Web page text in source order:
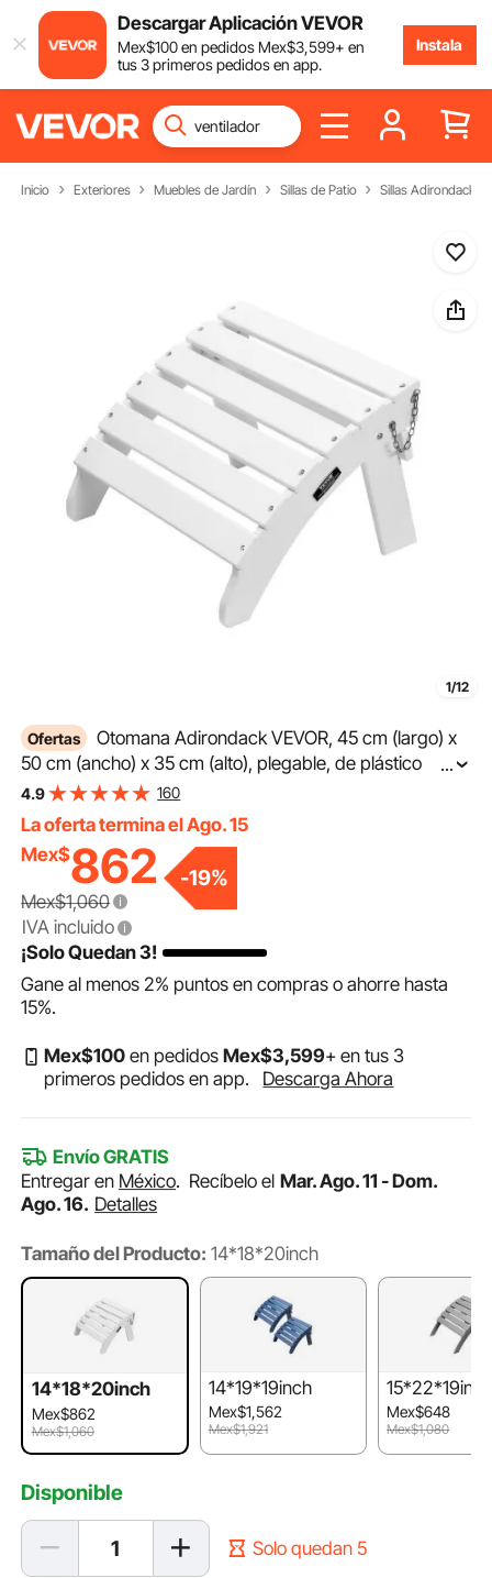
Descargar Aplicación VEVOR
Mex$100en pedidos Mex$3,599+ en
tus 3 primeros pedidos en app.
Instala
Inicio Exteriores Muebles de Jardín Sillas de Patio Sillas Adirondack
1/12
Ofertas
Otomana Adirondack VEVOR, 45 cm (largo) x
50 cm (ancho) x 35 cm (alto), plegable, de plástico
HDPE, con reposapiés resistente a la intemperie para
silla Adirondack, ideal para porches, piscinas, jardines,
color blanco.
...
4.9 160
La oferta termina el Ago. 15
Mex$862
Mex$1,060
-19%
IVA incluido
¡Solo Quedan 3!
Gane al menos 2% puntos en compras o ahorre hasta
15%.
Mex$100 en pedidosMex$3,599+ en tus 3
primeros pedidos en app.
Descarga Ahora
Envío GRATIS
Entregar en México. Recíbelo el Mar. Ago. 11 - Dom.
Ago. 16. Detalles
Tamaño del Producto: 14*18*20inch
14*18*20inch
Mex$862
Mex$1,060
14*19*19inch
Mex$1,562
Mex$1,921
Mex$648
Mex$1,080
Disponible
Solo quedan 5